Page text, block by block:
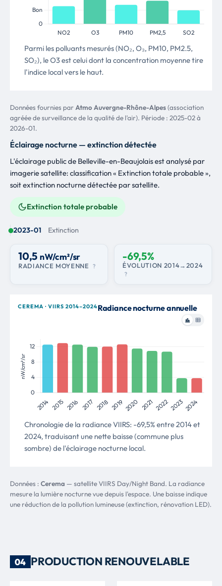
Milan noir
Alliaire officinale 18 obs.
Grimpereau des jardins
Certhia brachydactyla
18 obs.
46 Cygne tuberculé
Cygnus olor
17 obs.
47 Echinochloa pied de coq
Echinochloa crus-galli
d'eau
Lemna minor
Plantain lanceole
Plantago lanceolata
Phylloscopus collybita
Parmi les polluants mesurés (NO₂, O₃, PM10, PM2.5,
SO₂), le O3 est celui dont la concentration moyenne tire
l'indice local vers le haut.
Données fournies parAtmo Auvergne-Rhône-Alpes(association
agréée de surveillance de la qualité de l'air). Période : 2025-02 à
2026-01.
Éclairage nocturne — extinction détectée
L'éclairage public de Belleville-en-Beaujolais est analysé par
imagerie satellite: classification « Extinction totale probable »,
soit extinction nocturne détectée par satellite.
Extinction totale probable
2023-01 Extinction
10,5 nW/cm²/sr
RADIANCE MOYENNE ?
-69,5%
ÉVOLUTION 2014→2024
?
CEREMA · VIIRS 2014–2024Radiance nocturne annuelle
Chronologie de la radiance VIIRS: -69,5% entre 2014 et
2024, traduisant une nette baisse (commune plus
sombre) de l'éclairage nocturne local.
Données : Cerema — satellite VIIRS Day/Night Band. La radiance
mesure la lumière nocturne vue depuis l'espace. Une baisse indique
une réduction de la pollution lumineuse (extinction, rénovation LED).
04 PRODUCTION RENOUVELABLE